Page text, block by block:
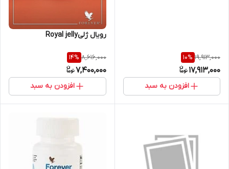
19,913,000
10%
17,913,000
افزودن به سبد
رویال ژلیRoyal jelly
8,616,000
14%
7,400,000
افزودن به سبد